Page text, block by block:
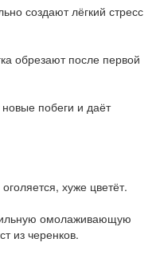
создают лёгкий стресс
обрезают после первой
побеги и даёт
хуже цветёт.
омолаживающую
из черенков.